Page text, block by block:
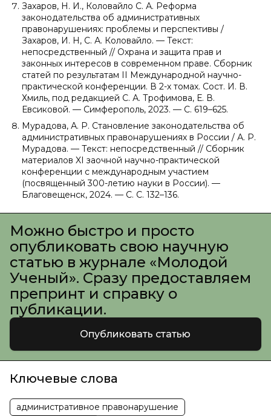
Захаров, Н. И., Коловайло С. А. Реформа
законодательства об административных
правонарушениях: проблемы и перспективы /
Захаров, И. Н, С. А. Коловайло. — Текст:
непосредственный // Охрана и защита прав и
законных интересов в современном праве. Сборник
статей по результатам II Международной научно-
практической конференции. В 2-х томах. Сост. И. В.
Хмиль, под редакцией С. А. Трофимова, Е. В.
Евсиковой. — Симферополь, 2023. — С. 619–625.
Мурадова, А. Р. Становление законодательства об
административных правонарушениях в России / А. Р.
Мурадова. — Текст: непосредственный // Сборник
материалов XI заочной научно-практической
конференции с международным участием
(посвященный 300-летию науки в России). —
Благовещенск, 2024. — С. С. 132–136.
Можно быстро и просто
опубликовать свою научную
статью в журнале «Молодой
Ученый». Сразу предоставляем
препринт и справку о
публикации.
Опубликовать статью
Ключевые слова
административное правонарушение